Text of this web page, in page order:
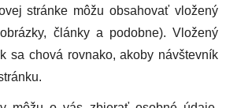
stránke môžu obsahovať vložený
články a podobne). Vložený
sa chová rovnako, akoby návštevník